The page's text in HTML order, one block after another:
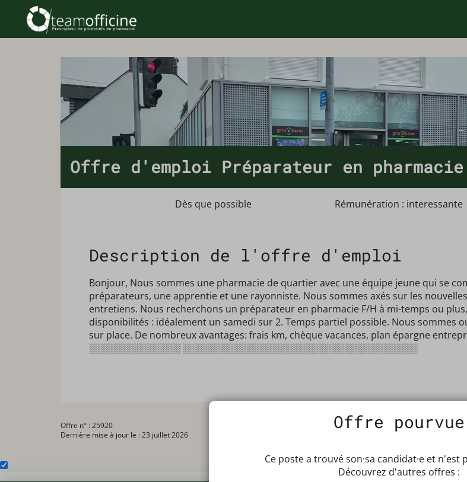
Offre d'emploi Préparateur en
Dès que possible Rémunération : interessante
Description de l'offre d'emploi
Bonjour, Nous sommes une pharmacie de quartier avec une équipe jeune qui se
préparateurs, une apprentie et une rayonniste. Nous sommes axés sur les
entretiens. Nous recherchons un préparateur en pharmacie F/H à mi-temps ou
disponibilités : idéalement un samedi sur 2. Temps partiel possible. Nous sommes
sur place. De nombreux avantages: frais km, chèque vacances, plan épargne
░░░░░░░░░░░░░░ ░░░░░░░░░░░░░░░░░░░░░░░░░░░░░░░░░░░░
Offre n° : 25920
Dernière mise à jour le : 23 juillet 2026
Offre pourvue
Ce poste a trouvé son·sa candidat·e et n'est
Découvrez d'autres offres :